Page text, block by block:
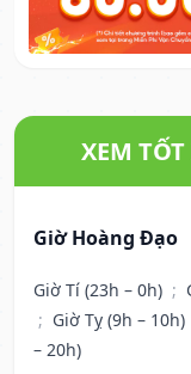
XEM
Giờ Hoàng Đạo
Giờ Tí (23h – 0h) ;
; Giờ Tỵ (9h – 10h)
– 20h)